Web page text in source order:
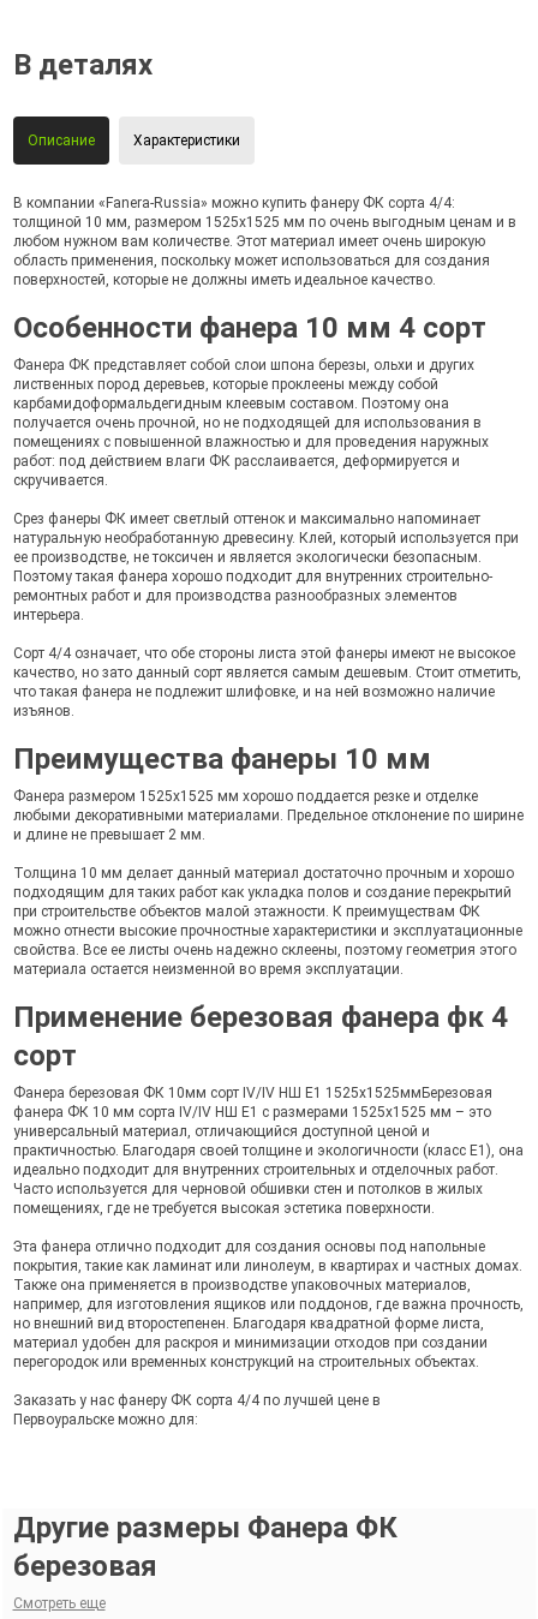
В деталях
Описание Характеристики
В компании «Fanera-Russia» можно купить фанеру ФК сорта 4/4:
толщиной 10 мм, размером 1525х1525 мм по очень выгодным ценам и в
любом нужном вам количестве. Этот материал имеет очень широкую
область применения, поскольку может использоваться для создания
поверхностей, которые не должны иметь идеальное качество.
Особенности фанера 10 мм 4 сорт
Фанера ФК представляет собой слои шпона березы, ольхи и других
лиственных пород деревьев, которые проклеены между собой
карбамидоформальдегидным клеевым составом. Поэтому она
получается очень прочной, но не подходящей для использования в
помещениях с повышенной влажностью и для проведения наружных
работ: под действием влаги ФК расслаивается, деформируется и
скручивается.
Срез фанеры ФК имеет светлый оттенок и максимально напоминает
натуральную необработанную древесину. Клей, который используется при
ее производстве, не токсичен и является экологически безопасным.
Поэтому такая фанера хорошо подходит для внутренних строительно-
ремонтных работ и для производства разнообразных элементов
интерьера.
Сорт 4/4 означает, что обе стороны листа этой фанеры имеют не высокое
качество, но зато данный сорт является самым дешевым. Стоит отметить,
что такая фанера не подлежит шлифовке, и на ней возможно наличие
изъянов.
Преимущества фанеры 10 мм
Фанера размером 1525х1525 мм хорошо поддается резке и отделке
любыми декоративными материалами. Предельное отклонение по ширине
и длине не превышает 2 мм.
Толщина 10 мм делает данный материал достаточно прочным и хорошо
подходящим для таких работ как укладка полов и создание перекрытий
при строительстве объектов малой этажности. К преимуществам ФК
можно отнести высокие прочностные характеристики и эксплуатационные
свойства. Все ее листы очень надежно склеены, поэтому геометрия этого
материала остается неизменной во время эксплуатации.
Применение березовая фанера фк 4
сорт
Фанера березовая ФК 10мм сорт IV/IV НШ Е1 1525х1525ммБерезовая
фанера ФК 10 мм сорта IV/IV НШ Е1 с размерами 1525х1525 мм – это
универсальный материал, отличающийся доступной ценой и
практичностью. Благодаря своей толщине и экологичности (класс Е1), она
идеально подходит для внутренних строительных и отделочных работ.
Часто используется для черновой обшивки стен и потолков в жилых
помещениях, где не требуется высокая эстетика поверхности.
Эта фанера отлично подходит для создания основы под напольные
покрытия, такие как ламинат или линолеум, в квартирах и частных домах.
Также она применяется в производстве упаковочных материалов,
например, для изготовления ящиков или поддонов, где важна прочность,
но внешний вид второстепенен. Благодаря квадратной форме листа,
материал удобен для раскроя и минимизации отходов при создании
перегородок или временных конструкций на строительных объектах.
Заказать у нас фанеру ФК сорта 4/4 по лучшей цене в
Первоуральске можно для:
Другие размеры Фанера ФК
березовая
Смотреть еще